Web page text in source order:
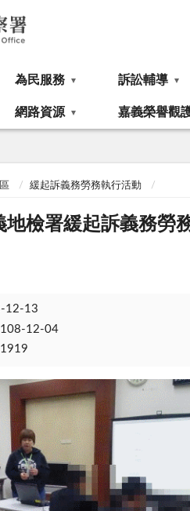
為民服務 訴訟輔導
網路資源 嘉義榮譽觀
緩起訴義務勞務執行活動
檢署緩起訴義務勞
12-13
12-04